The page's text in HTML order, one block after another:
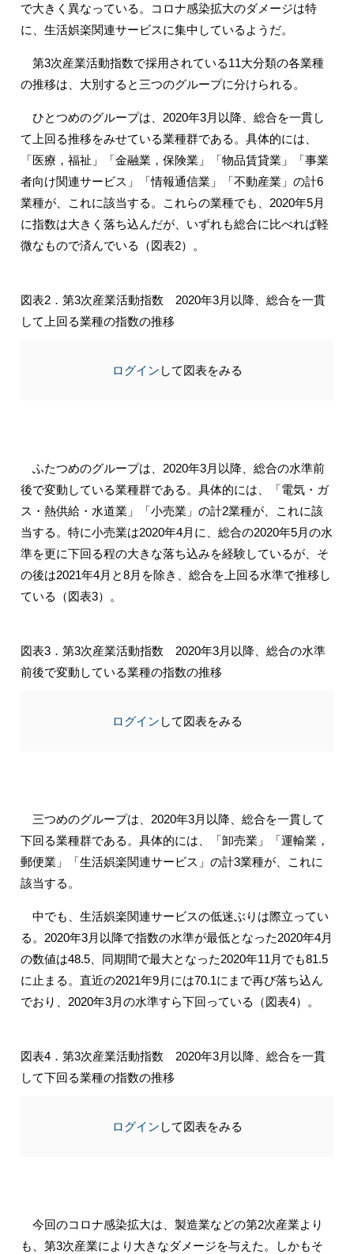
で大きく異なっている。コロナ感染拡大のダメージは特
に、生活娯楽関連サービスに集中しているようだ。
第3次産業活動指数で採用されている11大分類の各業種
の推移は、大別すると三つのグループに分けられる。
ひとつめのグループは、2020年3月以降、総合を一貫し
て上回る推移をみせている業種群である。具体的には、
「医療，福祉」「金融業，保険業」「物品賃貸業」「事業
者向け関連サービス」「情報通信業」「不動産業」の計6
業種が、これに該当する。これらの業種でも、2020年5月
に指数は大きく落ち込んだが、いずれも総合に比べれば軽
微なもので済んでいる（図表2）。
図表2．第3次産業活動指数 2020年3月以降、総合を一貫
して上回る業種の指数の推移
ログイン して図表をみる
ふたつめのグループは、2020年3月以降、総合の水準前
後で変動している業種群である。具体的には、「電気・ガ
ス・熱供給・水道業」「小売業」の計2業種が、これに該
当する。特に小売業は2020年4月に、総合の2020年5月の水
準を更に下回る程の大きな落ち込みを経験しているが、そ
の後は2021年4月と8月を除き、総合を上回る水準で推移し
ている（図表3）。
図表3．第3次産業活動指数 2020年3月以降、総合の水準
前後で変動している業種の指数の推移
ログイン して図表をみる
三つめのグループは、2020年3月以降、総合を一貫して
下回る業種群である。具体的には、「卸売業」「運輸業，
郵便業」「生活娯楽関連サービス」の計3業種が、これに
該当する。
中でも、生活娯楽関連サービスの低迷ぶりは際立ってい
る。2020年3月以降で指数の水準が最低となった2020年4月
の数値は48.5、同期間で最大となった2020年11月でも81.5
に止まる。直近の2021年9月には70.1にまで再び落ち込ん
でおり、2020年3月の水準すら下回っている（図表4）。
図表4．第3次産業活動指数 2020年3月以降、総合を一貫
して下回る業種の指数の推移
ログイン して図表をみる
今回のコロナ感染拡大は、製造業などの第2次産業より
も、第3次産業により大きなダメージを与えた。しかもそ